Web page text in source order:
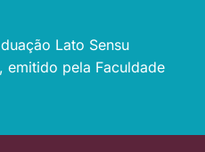
Lato Sensu
emitido pela Faculdade